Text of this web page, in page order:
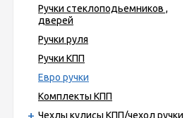
Ручки стеклоподьемников ,
дверей
Ручки руля
Ручки КПП
Евро ручки
Комплекты КПП
Чехлы кулисы КПП/чехол ручки